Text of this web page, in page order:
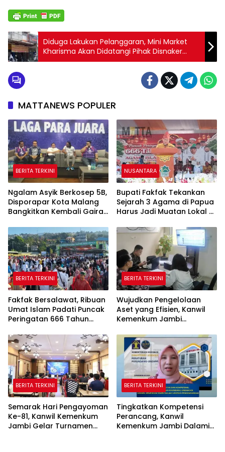
Diduga Lakukan Pelanggaran, Mini Market
Kharisma Akan Didatangi Pihak Disnaker
Palembang
MATTANEWS POPULER
BERITA TERKINI
Ngalam Asyik Berkosep 5B,
Disporapar Kota Malang
Bangkitkan Kembali Gairah
NUSANTARA
Bupati Fakfak Tekankan
Sejarah 3 Agama di Papua
Harus Jadi Muatan Lokal di
BERITA TERKINI
Fakfak Bersalawat, Ribuan
Umat Islam Padati Puncak
Peringatan 666 Tahun
BERITA TERKINI
Wujudkan Pengelolaan
Aset yang Efisien, Kanwil
Kemenkum Jambi
Secara Transparan
BERITA TERKINI
Semarak Hari Pengayoman
Ke-81, Kanwil Kemenkum
Jambi Gelar Turnamen
BERITA TERKINI
Tingkatkan Kompetensi
Perancang, Kanwil
Kemenkum Jambi Dalami